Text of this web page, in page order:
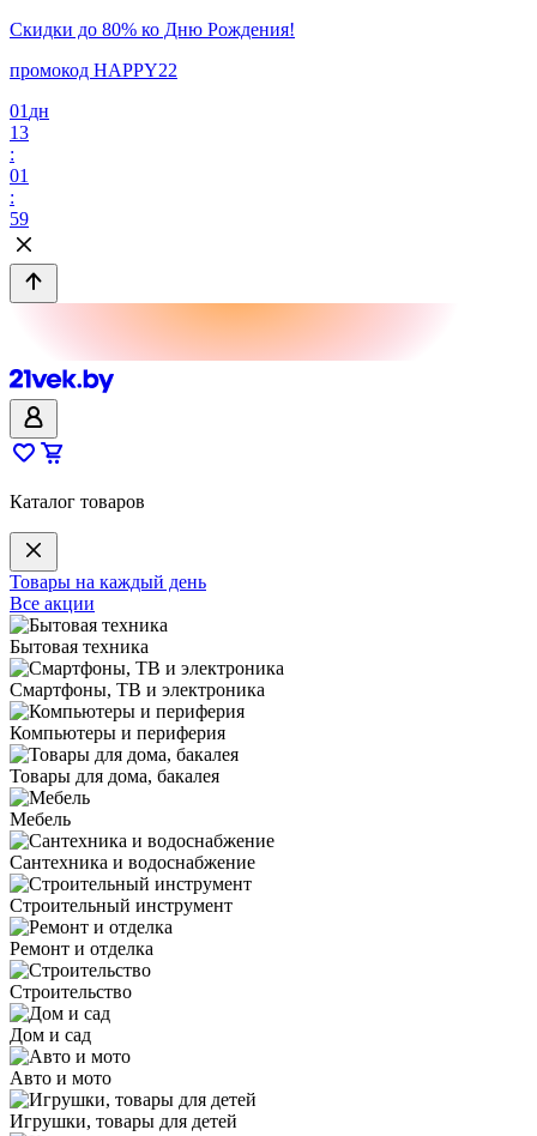
Скидки до 80% ко Дню Рождения!
промокод HAPPY22
01 дн
13
:
01
:
59
Каталог товаров
Товары на каждый день
Все акции
Бытовая техника
Смартфоны, ТВ и электроника
Компьютеры и периферия
Товары для дома, бакалея
Мебель
Сантехника и водоснабжение
Строительный инструмент
Ремонт и отделка
Строительство
Дом и сад
Авто и мото
Игрушки, товары для детей